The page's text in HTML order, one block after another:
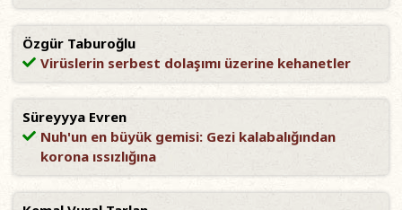
Özgür Taburoğlu
Virüslerin serbest dolaşımı üzerine kehanetler
Süreyyya Evren
Nuh'un en büyük gemisi: Gezi kalabalığından
korona ıssızlığına